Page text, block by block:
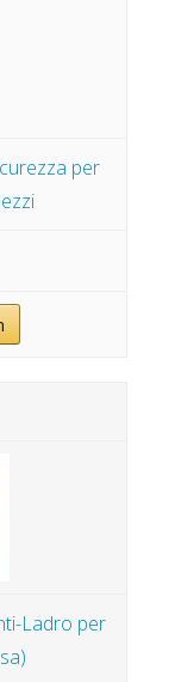
per
Ladro per